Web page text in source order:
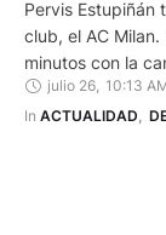
Pervis Estupiñán
club, el AC
minutos con la
2025, en el
el equipo italiano
julio 26 10:13
In ACTUALIDAD,